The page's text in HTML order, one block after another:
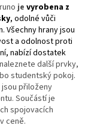
je vyrobena z
, odolné vůči
Všechnyhrany jsou
a odolnost proti
nabízí dostatek
další prvky,
studentský pokoj.
přiloženy
Součástí je
spojovacích
ceně.